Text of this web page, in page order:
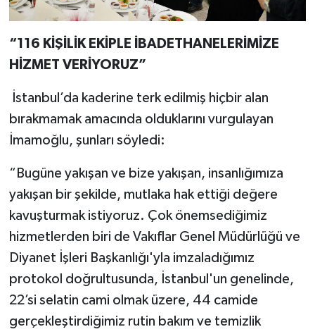
“116 KİŞİLİK EKİPLE İBADETHANELERİMİZE
HİZMET VERİYORUZ”
İstanbul’da kaderine terk edilmiş hiçbir alan
bırakmamak amacında olduklarını vurgulayan
İmamoğlu, şunları söyledi:
“Bugüne yakışan ve bize yakışan, insanlığımıza
yakışan bir şekilde, mutlaka hak ettiği değere
kavuşturmak istiyoruz. Çok önemsediğimiz
hizmetlerden biri de Vakıflar Genel Müdürlüğü ve
Diyanet İşleri Başkanlığı'yla imzaladığımız
protokol doğrultusunda, İstanbul'un genelinde,
22’si selatin cami olmak üzere, 44 camide
gerçekleştirdiğimiz rutin bakım ve temizlik